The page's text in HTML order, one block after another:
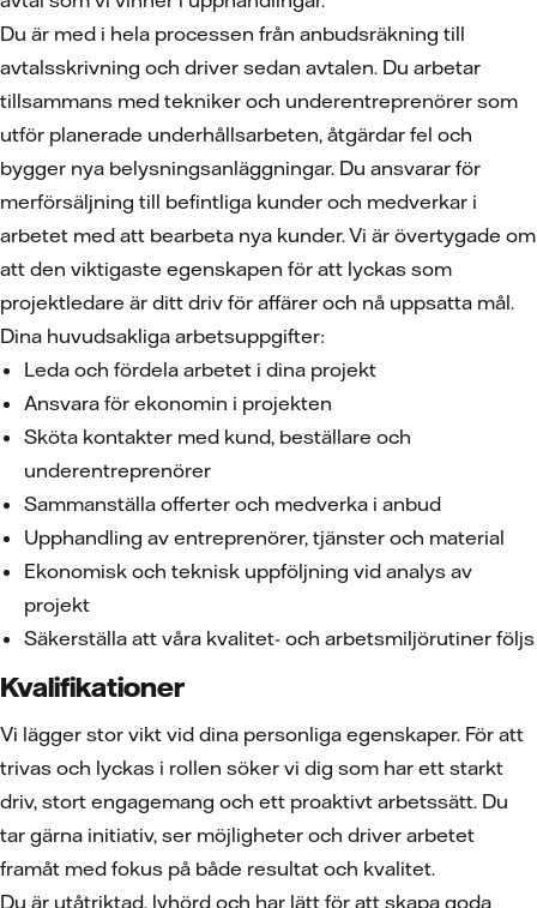
Du är med i hela processen från anbudsräkning till
avtalsskrivning och driver sedan avtalen. Du arbetar
tillsammans med tekniker och underentreprenörer som
utför planerade underhållsarbeten, åtgärdar fel och
bygger nya belysningsanläggningar. Du ansvarar för
merförsäljning till befintliga kunder och medverkar i
arbetet med att bearbeta nya kunder. Vi är övertygade om
att den viktigaste egenskapen för att lyckas som
projektledare är ditt driv för affärer och nå uppsatta mål.
Dina huvudsakliga arbetsuppgifter:
Leda och fördela arbetet i dina projekt
Ansvara för ekonomin i projekten
Sköta kontakter med kund, beställare och
underentreprenörer
Sammanställa offerter och medverka i anbud
Upphandling av entreprenörer, tjänster och material
Ekonomisk och teknisk uppföljning vid analys av
projekt
Säkerställa att våra kvalitet- och arbetsmiljörutiner följs
Kvalifikationer
Vi lägger stor vikt vid dina personliga egenskaper. För att
trivas och lyckas i rollen söker vi dig som har ett starkt
driv, stort engagemang och ett proaktivt arbetssätt. Du
tar gärna initiativ, ser möjligheter och driver arbetet
framåt med fokus på både resultat och kvalitet.
Du är utåtriktad, lyhörd och har lätt för att skapa goda